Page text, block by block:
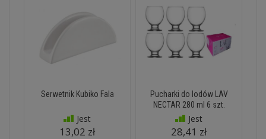
Serwetnik Kubiko Fala
Jest
13,02 zł
Pucharki do lodów LAV
NECTAR 280 ml 6 szt.
Jest
28,41 zł